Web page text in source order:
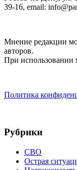
39-16, email:
Мнение редакции
авторов.
При использовании
Политика
Рубрики
СВО
Острая